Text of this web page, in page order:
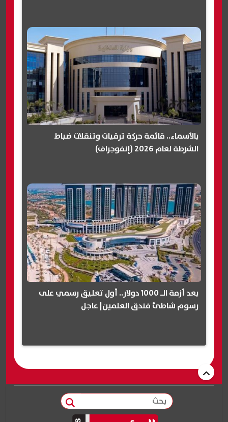
بالأسماء.. قائمة حركة ترقيات وتنقلات ضباط
الشرطة لعام 2026 (إنفوجراف)
بعد أزمة الـ 1000 دولار.. أول تعليق رسمي على
رسوم شاطئ فندق العلمين| عاجل
بحث